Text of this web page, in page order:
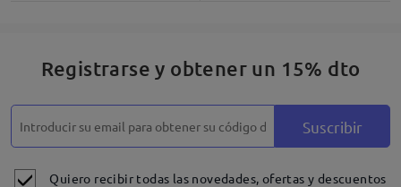
Detalles
Registrarse y obtener un 15% dto
Suscribir
Quiero recibir todas las novedades, ofertas y descuentos